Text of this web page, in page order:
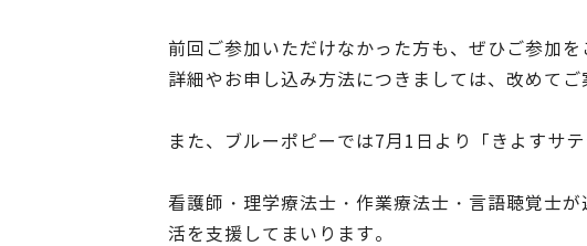
前回ご参加いただけなかった方も、ぜひご参加を
詳細やお申し込み方法につきましては、改めてご
また、ブルーポピーでは7月1日より「きよすサ
看護師・理学療法士・作業療法士・言語聴覚士
活を支援してまいります。